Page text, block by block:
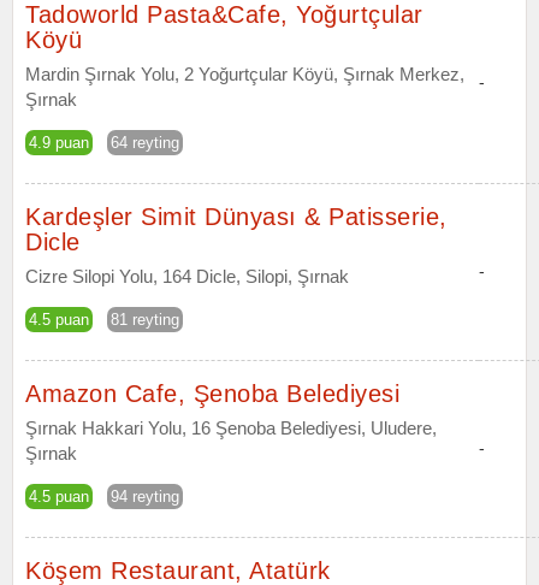
Tadoworld Pasta&Cafe, Yoğurtçular
Köyü
Mardin Şırnak Yolu, 2 Yoğurtçular Köyü, Şırnak Merkez,
Şırnak
4.9 puan 64 reyting
-
Kardeşler Simit Dünyası & Patisserie,
Dicle
Cizre Silopi Yolu, 164 Dicle, Silopi, Şırnak
4.5 puan 81 reyting
-
Amazon Cafe, Şenoba Belediyesi
Şırnak Hakkari Yolu, 16 Şenoba Belediyesi, Uludere,
Şırnak
4.5 puan 94 reyting
-
Köşem Restaurant, Atatürk